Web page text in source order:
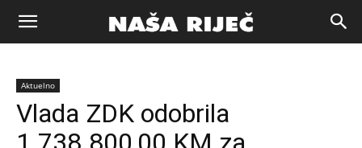
Naša
riječ
Aktuelno
Vlada ZDK odobrila